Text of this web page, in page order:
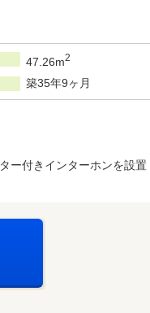
47.26m2
築35年9ヶ月
ー付きインターホンを設置